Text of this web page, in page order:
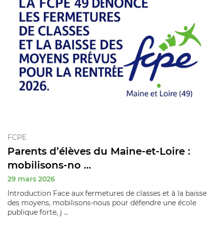
FCPE
Parents d’élèves du Maine-et-Loire :
mobilisons‑no ...
29 mars 2026
Introduction Face aux fermetures de classes et à la baisse
des moyens, mobilisons‑nous pour défendre une école
publique forte, j ...